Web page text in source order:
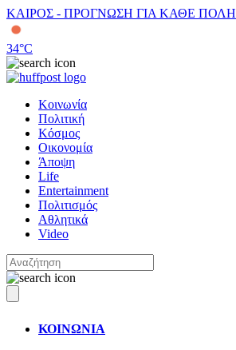
ΚΑΙΡΟΣ - ΠΡΟΓΝΩΣΗ ΓΙΑ ΚΑΘΕ ΠΟΛΗ
34°C
Κοινωνία
Πολιτική
Κόσμος
Οικονομία
Άποψη
Life
Entertainment
Πολιτισμός
Αθλητικά
Video
ΚΟΙΝΩΝΙΑ